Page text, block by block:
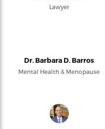
Lawyer
Dr. Barbara D. Barros
Mental Health & Menopause